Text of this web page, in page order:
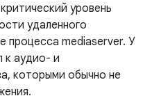
уровень
удаленного
процесса mediaserver. У
к аудио- и
которыми обычно не